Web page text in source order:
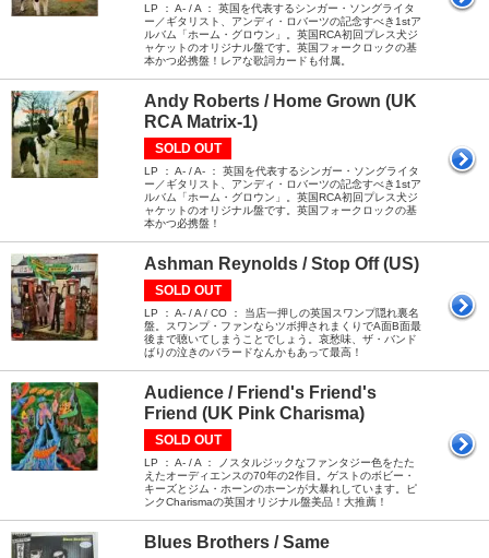
LP ： A- / A ： 英国を代表するシンガー・ソングライタ
ー／ギタリスト、アンディ・ロバーツの記念すべき1stア
ルバム「ホーム・グロウン」。英国RCA初回プレス犬ジ
ャケットのオリジナル盤です。英国フォークロックの基
本かつ必携盤！レアな歌詞カードも付属。
Andy Roberts / Home Grown (UK
RCA Matrix-1)
SOLD OUT
LP ： A- / A- ： 英国を代表するシンガー・ソングライタ
ー／ギタリスト、アンディ・ロバーツの記念すべき1stア
ルバム「ホーム・グロウン」。英国RCA初回プレス犬ジ
ャケットのオリジナル盤です。英国フォークロックの基
本かつ必携盤！
Ashman Reynolds / Stop Off (US)
SOLD OUT
LP ： A- / A / CO ： 当店一押しの英国スワンプ隠れ裏名
盤。スワンプ・ファンならツボ押されまくりでA面B面最
後まで聴いてしまうことでしょう。哀愁味、ザ・バンド
ばりの泣きのバラードなんかもあって最高！
Audience / Friend's Friend's
Friend (UK Pink Charisma)
SOLD OUT
LP ： A- / A ： ノスタルジックなファンタジー色をたた
えたオーディエンスの70年の2作目。ゲストのボビー・
キーズとジム・ホーンのホーンが大暴れしています。ピ
ンクCharismaの英国オリジナル盤美品！大推薦！
Blues Brothers / Same